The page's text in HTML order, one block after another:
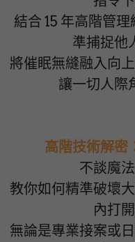
結合 15 年高階管
準捕捉他
將催眠無縫融入向
讓一切人際
高階技術解密
不談魔
教你如何精準破壞
內打
無論是專業接案或